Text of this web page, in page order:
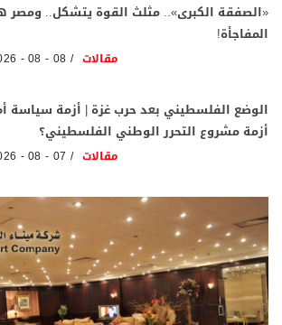
«الصفقة الكبرى».. مثلث القوة يتشكل..
المفاجأة!
مقالات 08 - 08 - 2026
الوضع الفلسطيني بعد حرب غزة | أزمة سياسة
أزمة مشروع التحرر الوطني الفلسطيني؟
مقالات 07 - 08 - 2026